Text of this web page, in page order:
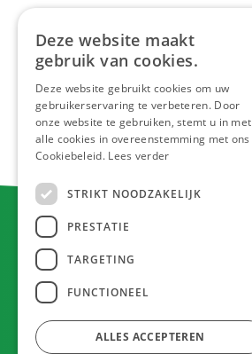
E. MEEUWISSEN BV
Gaston Eyskenslaan 2
3900 Pelt, België
Deze website maakt
gebruik van cookies.
Deze website gebruikt cookies om uw
gebruikerservaring te verbeteren. Door
onze website te gebruiken, stemt u in met
alle cookies in overeenstemming met ons
Cookiebeleid. Lees verder
STRIKT NOODZAKELIJK
PRESTATIE
TARGETING
FUNCTIONEEL
ALLES ACCEPTEREN